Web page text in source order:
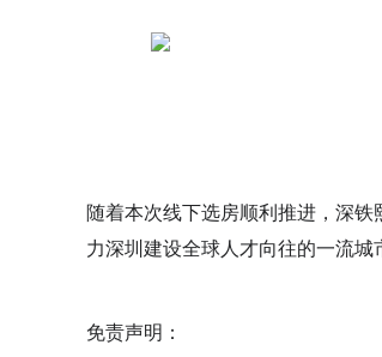
随着本次线下选房顺利推进，深
力深圳建设全球人才向往的一流城
免责声明：